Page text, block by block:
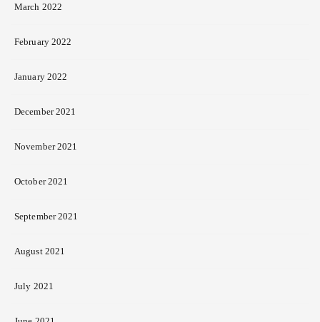
March 2022
February 2022
January 2022
December 2021
November 2021
October 2021
September 2021
August 2021
July 2021